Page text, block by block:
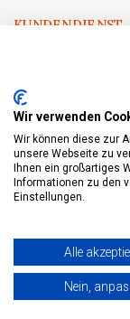
+
-
KUNDENDIENST
MEIN KONTO
© Copyright 2026
Wir verwenden
Wir können diese zur
unsere Webseite zu
Ihnen ein großartiges
Informationen zu den
Einstellungen.
Alle
Nein,